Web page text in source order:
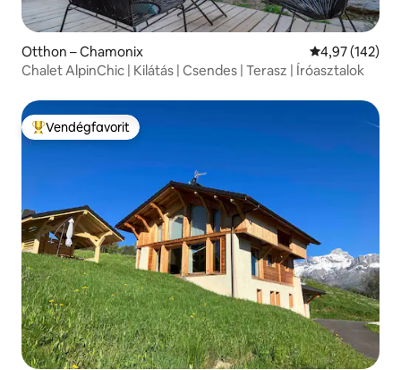
Otthon – Chamonix Átlagos
4,97 (142)
Chalet AlpinChic | Kilátás | Csendes | Terasz | Íróasztalok
Kiemelt vendégfavorit
Vendégfavorit